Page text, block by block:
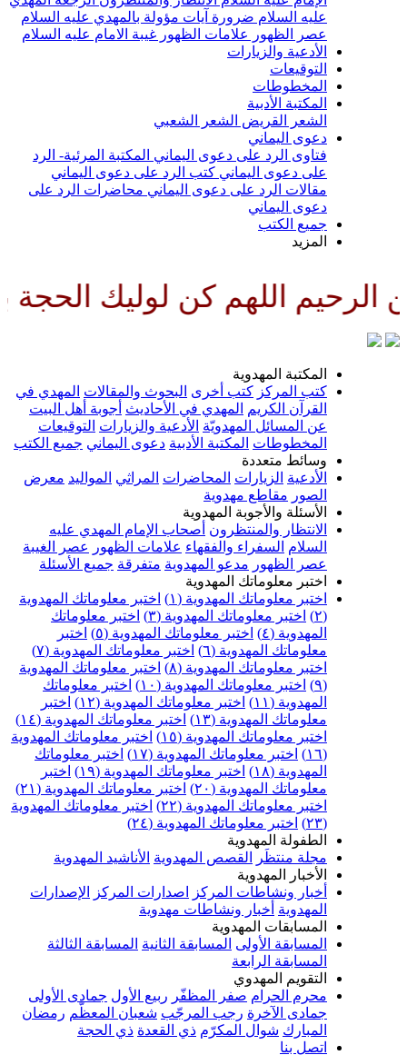
السلام ضرورة آيات مؤولة بالمهدي عليه السلام
علامات الظهورغيبة الامام عليه السلام
والزيارات
الأدبية
الشعر الشعبي
اليماني
الرد على دعوى اليماني المكتبة المرئية- الرد
دعوى اليماني كتب الرد على دعوى اليماني
الرد على دعوى اليماني محاضرات الرد على
كن لوليك الحجة بن الحسن
المهدوية
كتب أخرى البحوث والمقالات المهدي في
المهدي في الأحاديث أجوبة أهل البيت
المسائل المهدويّة الأدعية والزيارات التوقيعات
المكتبة الأدبية دعوى اليماني جميع الكتب
متعددة
الزيارات المحاضرات المراثي المواليد معرض
مقاطع مهدوية
والأجوبة المهدوية
والمنتظرون أصحاب الإمام المهدي عليه
السفراء والفقهاء علامات الظهور عصر الغيبة
مدعو المهدوية متفرقة جميع الأسئلة
معلوماتك المهدوية
معلوماتك المهدوية (١)
اختبر معلوماتك المهدوية
اختبر معلوماتك المهدوية (٣)
اختبر معلوماتك
اختبر معلوماتك المهدوية (٥)
اختبر
المهدوية (٦)
اختبر معلوماتك المهدوية (٧)
معلوماتك المهدوية (٨)
اختبر معلوماتك المهدوية
اختبر معلوماتك المهدوية (١٠)
اختبر معلوماتك
اختبر معلوماتك المهدوية (١٢)
اختبر
المهدوية (١٣)
اختبر معلوماتك المهدوية (١٤)
معلوماتك المهدوية (١٥)
اختبر معلوماتك المهدوية
اختبر معلوماتك المهدوية (١٧)
اختبر معلوماتك
اختبر معلوماتك المهدوية (١٩)
اختبر
المهدوية (٢٠)
اختبر معلوماتك المهدوية (٢١)
معلوماتك المهدوية (٢٢)
اختبر معلوماتك المهدوية
اختبر معلوماتك المهدوية (٢٤)
المهدوية
منتظَر
القصص المهدوية الأناشيد المهدوية
المهدوية
ونشاطات المركز اصدارات المركز الإصدارات
أخبار ونشاطات مهدوية
المهدوية
الأولى المسابقة الثانية المسابقة الثالثة
الرابعة
المهدوي
الحرام
صفر المظفّر ربيع الأول جمادى الأولى
رجب المرجّب شعبان المعظّم رمضان
شوال المكرّم ذي القعدة ذي الحجة